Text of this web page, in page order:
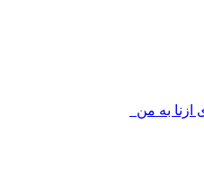
ازنا به مناسبت روز خب_